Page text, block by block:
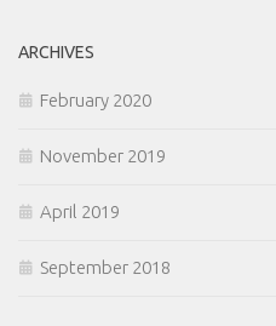
ARCHIVES
February 2020
November 2019
April 2019
September 2018